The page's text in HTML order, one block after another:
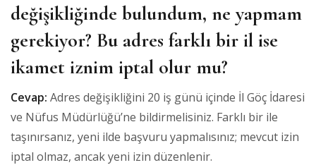
değişikliğinde bulundum, ne yapmam
gerekiyor? Bu adres farklı bir il ise
ikamet iznim iptal olur mu?
Cevap: Adres değişikliğini 20 iş günü içinde İl Göç İdaresi
ve Nüfus Müdürlüğü’ne bildirmelisiniz. Farklı bir ile
taşınırsanız, yeni ilde başvuru yapmalısınız; mevcut izin
iptal olmaz, ancak yeni izin düzenlenir.